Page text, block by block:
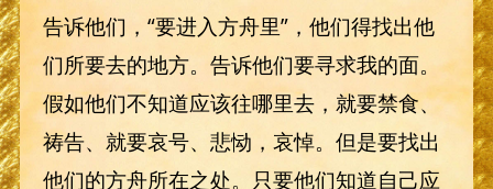
告诉他们，“要进入方舟里”，他们得找出他
们所要去的地方。告诉他们要寻求我的面。
假如他们不知道应该往哪里去，就要禁食、
祷告、就要哀号、悲恸，哀悼。但是要找出
他们的方舟所在之处。只要他们知道自己应